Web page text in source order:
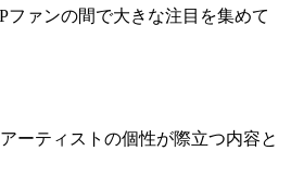
ァンの間で大きな注目を集めて
ーティストの個性が際立つ内容と